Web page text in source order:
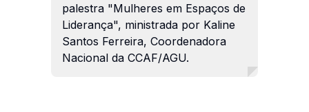
palestra "Mulheres em Espaços de
Liderança", ministrada por Kaline
Santos Ferreira, Coordenadora
Nacional da CCAF/AGU.